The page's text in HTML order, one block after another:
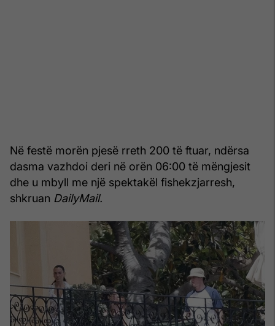
Në festë morën pjesë rreth 200 të ftuar, ndërsa
dasma vazhdoi deri në orën 06:00 të mëngjesit
dhe u mbyll me një spektakël fishekzjarresh,
shkruan DailyMail.